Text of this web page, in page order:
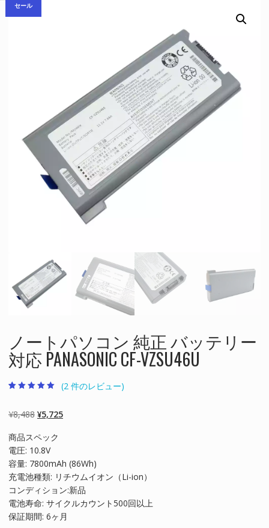
セール
ノートパソコン 純正 バッテリー
対応 PANASONIC CF-VZSU46U
評価のうち、
5.00点
(2 件のレビュー)
¥8,488 元
価
格
は
¥8,488
で
し
た。
¥5,725現
格
は
¥5,725
で
す。
商品スペック
電圧: 10.8V
容量: 7800mAh (86Wh)
充電池種類: リチウムイオン（Li-ion）
コンディション:新品
電池寿命: サイクルカウント500回以上
保証期間: 6ヶ月